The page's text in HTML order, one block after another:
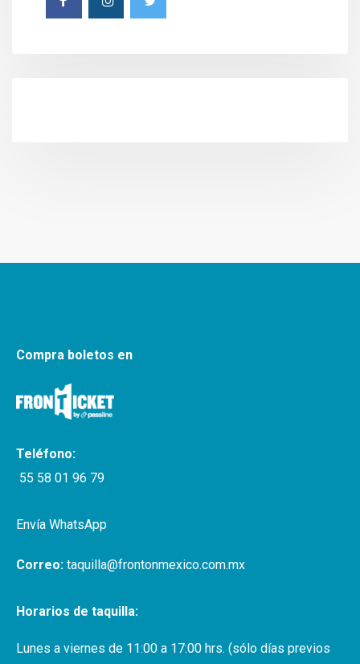
Compra boletos en
Teléfono:
55 58 01 96 79
Envía WhatsApp
Correo: taquilla@frontonmexico.com.mx
Horarios de taquilla:
Lunes a viernes de 11:00 a 17:00 hrs. (sólo días previos